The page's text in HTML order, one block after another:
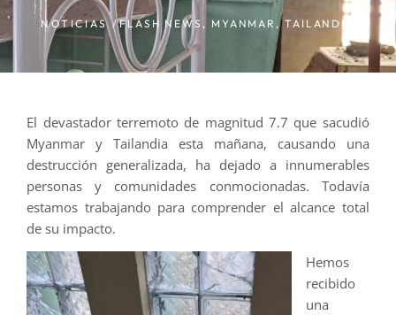
NOTICIAS /FLASH NEWS , MYANMAR , TAILANDIA
El devastador terremoto de magnitud 7.7 que sacudió
Myanmar y Tailandia esta mañana, causando una
destrucción generalizada, ha dejado a innumerables
personas y comunidades conmocionadas. Todavía
estamos trabajando para comprender el alcance total
de su impacto.
Hemos
recibido
una